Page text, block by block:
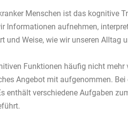
Menschen ist das
Informationen aufnehmen,
Weise, wie wir unseren Alltag
Funktionen häufig nicht
Angebot mit aufgenommen.
enthält verschiedene Aufgaben